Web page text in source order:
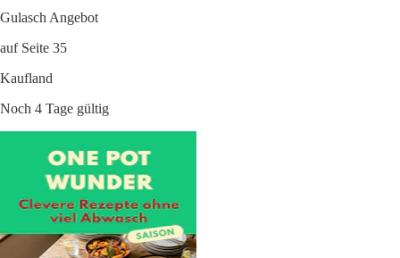
Gulasch Angebot
auf Seite 35
Kaufland
Noch 4 Tage gültig